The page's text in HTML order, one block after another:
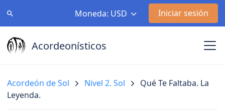
Moneda: USD Iniciar sesión
Acordeonísticos
Acordeón de Sol Nivel 2. Sol
Qué Te Faltaba. La
Leyenda.